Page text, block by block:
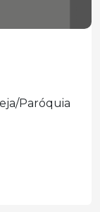
Paróquia